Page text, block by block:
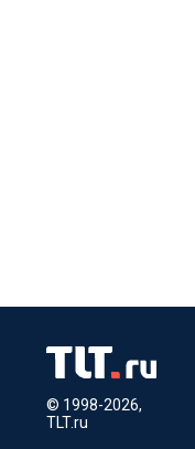
© 1998-2026,
TLT.ru